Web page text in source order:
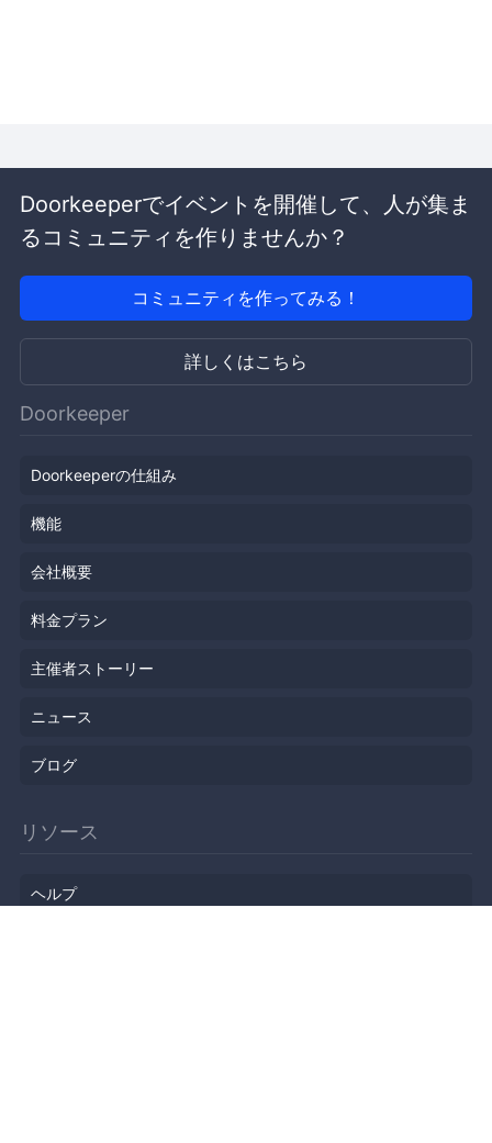
Doorkeeperでイベントを開催して、人が集ま
るコミュニティを作りませんか？
コミュニティを作ってみる！
詳しくはこちら
Doorkeeper
Doorkeeperの仕組み
機能
会社概要
料金プラン
主催者ストーリー
ニュース
ブログ
リソース
ヘルプ